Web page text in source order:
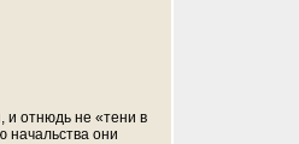
и отнюдь не «тени в
начальства они